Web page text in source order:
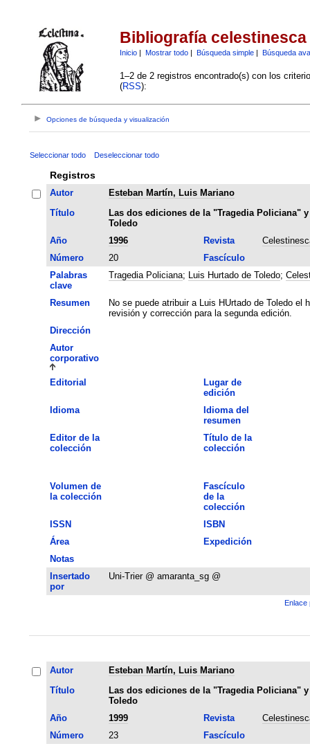
Bibliografía celestinesca
Inicio| Mostrar todo| Búsqueda simple| Búsqueda
1–2 de 2 registros encontrado(s) con los
(RSS):
Opciones de búsqueda y visualización
Seleccionar todo Deseleccionar todo
Registros
Autor
Esteban Martín, Luis Mariano
Título
Las dos ediciones de la "Tragedia Policiana"
Toledo
Año
1996 Revista
Número
20
Fascículo
Palabras
clave
Tragedia Policiana; Luis Hurtado de Toledo;
Resumen
No se puede atribuir a Luis HUrtado de Toledo el
revisión y corrección para la segunda edición.
Dirección
Autor
corporativo
Editorial
Lugar de
edición
Idioma
Idioma del
resumen
Editor de la
colección
Título de la
colección
Volumen de
la colección
Fascículo
de la
colección
ISSN
ISBN
Área
Expedición
Notas
Insertado
por
Uni-Trier @ amaranta_sg @
Enlace
Autor
Esteban Martín, Luis Mariano
Título
Las dos ediciones de la "Tragedia Policiana"
Toledo
Año
1999 Revista
Número
23
Fascículo